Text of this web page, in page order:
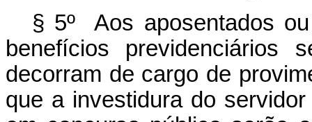
§ 5º Aos aposentados
benefícios previdenciários
decorram de cargo de
que a investidura do